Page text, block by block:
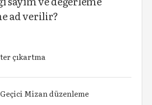
ad verilir?
çıkartma
Mizan düzenleme